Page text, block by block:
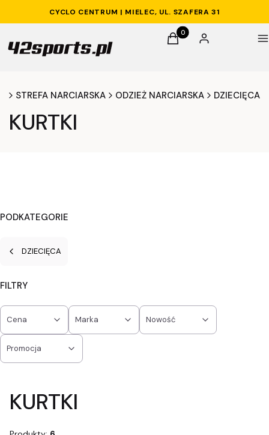
CYCLO CENTRUM | MIELEC, UL. SZAFERA 31
Produkty w koszyku: 0.
Koszyk Zaloguj się
STREFA NARCIARSKA ODZIEŻ NARCIARSKA DZIECIĘCA
KURTKI
PODKATEGORIE
DZIECIĘCA
FILTRY
Cena Marka Nowość
Promocja
KURTKI